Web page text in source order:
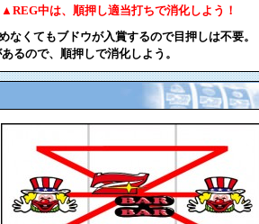
▲REG中は、順押し適当打ちで消化しよう！
くてもブドウが入賞するので目押しは不要。
るので、順押しで消化しよう。